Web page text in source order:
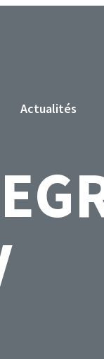
Actualités